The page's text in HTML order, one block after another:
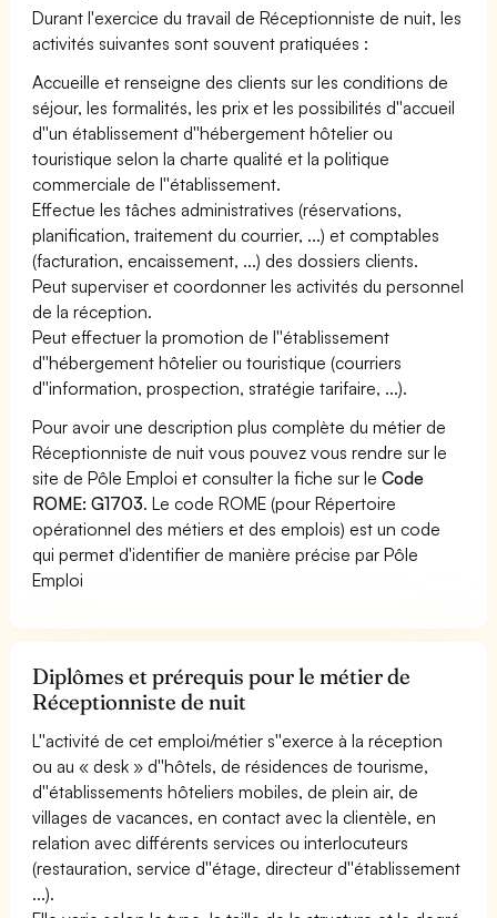
Durant l'exercice du travail de Réceptionniste de nuit, les
activités suivantes sont souvent pratiquées :
Accueille et renseigne des clients sur les conditions de
séjour, les formalités, les prix et les possibilités d''accueil
d''un établissement d''hébergement hôtelier ou
touristique selon la charte qualité et la politique
commerciale de l''établissement.
Effectue les tâches administratives (réservations,
planification, traitement du courrier, ...) et comptables
(facturation, encaissement, ...) des dossiers clients.
Peut superviser et coordonner les activités du personnel
de la réception.
Peut effectuer la promotion de l''établissement
d''hébergement hôtelier ou touristique (courriers
d''information, prospection, stratégie tarifaire, ...).
Pour avoir une description plus complète du métier de
Réceptionniste de nuit vous pouvez vous rendre sur le
site de Pôle Emploi et consulter la fiche sur leCode
ROME: G1703. Le code ROME (pour Répertoire
opérationnel des métiers et des emplois) est un code
qui permet d'identifier de manière précise par Pôle
Emploi
Diplômes et prérequis pour le métier de
Réceptionniste de nuit
L''activité de cet emploi/métier s''exerce à la réception
ou au « desk » d''hôtels, de résidences de tourisme,
d''établissements hôteliers mobiles, de plein air, de
villages de vacances, en contact avec la clientèle, en
relation avec différents services ou interlocuteurs
(restauration, service d''étage, directeur d''établissement
...).